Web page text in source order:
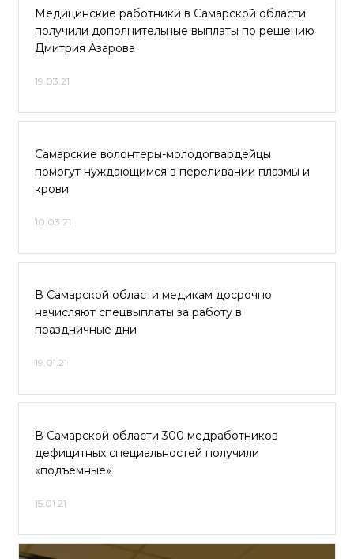
Медицинские работники в Самарской области
получили дополнительные выплаты по решению
Дмитрия Азарова
19.03.21
Самарские волонтеры-молодогвардейцы
помогут нуждающимся в переливании плазмы и
крови
10.03.21
В Самарской области медикам досрочно
начисляют спецвыплаты за работу в
праздничные дни
19.01.21
В Самарской области 300 медработников
дефицитных специальностей получили
«подъемные»
15.01.21